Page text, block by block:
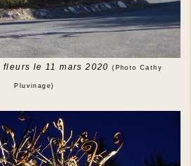
le 11 mars 2020 (Photo Cathy
Pluvinage)